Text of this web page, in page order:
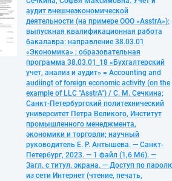
аудит внешнеэкономической
деятельности (на примере ООО «AsstrA»):
выпускная квалификационная работа
бакалавра: направление 38.03.01
«Экономика» ; образовательная
программа 38.03.01_18 «Бухгалтерский
учет, анализ и аудит» = Accounting and
audiingt of foreign economic activity (on the
example of LLC "AsstrA") / С. М. Сечкина;
Санкт-Петербургский политехнический
университет Петра Великого, Институт
промышленного менеджмента,
экономики и торговли; научный
руководитель Е. Р. Антышева. — Санкт-
Петербург, 2023. — 1 файл (1,6 Мб). —
Загл. с титул. экрана. — Доступ по
из сети Интернет (чтение, печать,